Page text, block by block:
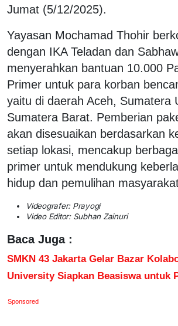
Jumat (5/12/2025).
Yayasan Mochamad Thohir
dengan IKA Teladan dan
menyerahkan bantuan 10.000
Primer untuk para korban
yaitu di daerah Aceh, Sumatera
Sumatera Barat. Pemberian
akan disesuaikan berdasarkan
setiap lokasi, mencakup
primer untuk mendukung
hidup dan pemulihan
Videografer: Prayogi
Video Editor: Subhan Zainuri
Baca Juga :
SMKN 43 Jakarta Gelar Bazar
University Siapkan Beasiswa untuk
Sponsored